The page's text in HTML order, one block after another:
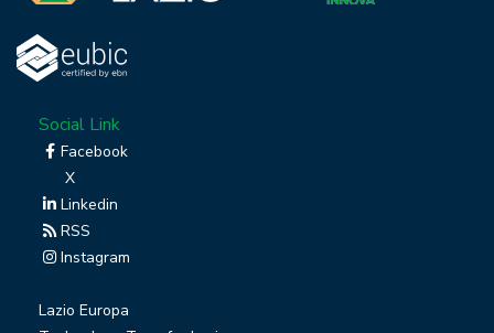
Social Link
Facebook
X
Linkedin
RSS
Instagram
Lazio Europa